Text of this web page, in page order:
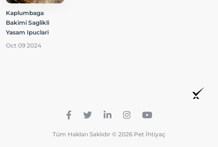
Kaplumbaga
Bakimi Saglikli
Yasam Ipuclari
Oct 09 2024
Tüm Hakları Saklıdır © 2026 Pet İhtiyaç